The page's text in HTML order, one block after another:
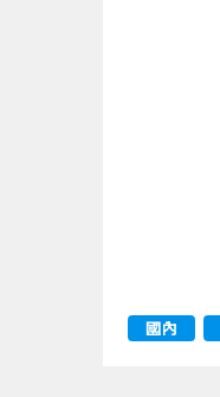
國內